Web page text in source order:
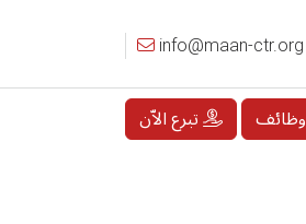
info@maan-ctr.org
وظائف تبرع الاّن